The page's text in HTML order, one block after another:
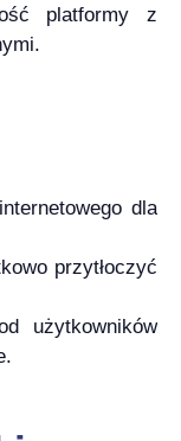
platformy z
dla
przytłoczyć
użytkowników